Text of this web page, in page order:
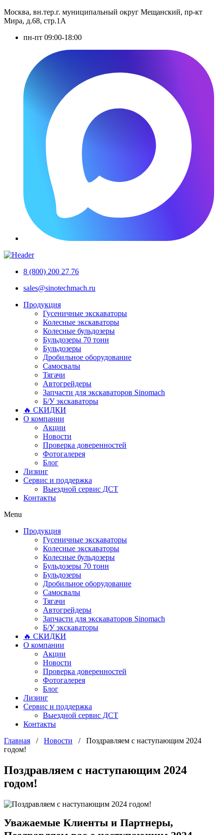
Москва, вн.тер.г. муниципальный округ Мещанский, пр-кт
Мира, д.68, стр.1А
пн-пт 09:00-18:00
8 (800) 200 27 76
sales@sinotechmach.ru
Продукция
Гусеничные экскаваторы
Колесные экскаваторы
Колесные бульдозеры
Бульдозеры 70 тонн
Бульдозеры
Дробильное оборудование
Самосвалы
Тягачи
Автогрейдеры
Запчасти для экскаваторов Sinomach
Б/У экскаваторы
🔥 СКИДКИ
О компании
Акции
Новости
Проверка доверенностей
Фотогалерея
Блог
Лизинг
Сервис и поддержка
Выездной сервис ДСТ
Контакты
Menu
Продукция
Гусеничные экскаваторы
Колесные экскаваторы
Колесные бульдозеры
Бульдозеры 70 тонн
Бульдозеры
Дробильное оборудование
Самосвалы
Тягачи
Автогрейдеры
Запчасти для экскаваторов Sinomach
Б/У экскаваторы
🔥 СКИДКИ
О компании
Акции
Новости
Проверка доверенностей
Фотогалерея
Блог
Лизинг
Сервис и поддержка
Выездной сервис ДСТ
Контакты
Главная / Новости / Поздравляем с наступающим 2024
годом!
Поздравляем с наступающим 2024
годом!
Уважаемые Клиенты и Партнеры,